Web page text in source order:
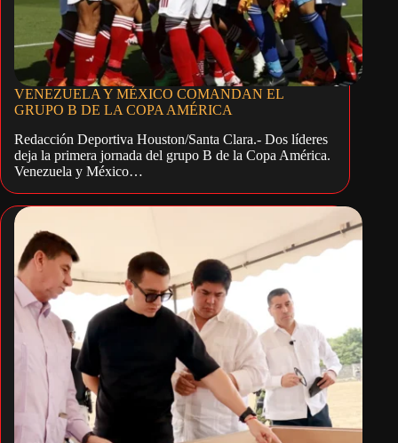
VENEZUELA Y MÉXICO COMANDAN EL
GRUPO B DE LA COPA AMÉRICA
Redacción Deportiva Houston/Santa Clara.- Dos líderes
deja la primera jornada del grupo B de la Copa América.
Venezuela y México…